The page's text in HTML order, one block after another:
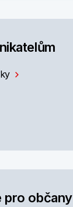
pro občany